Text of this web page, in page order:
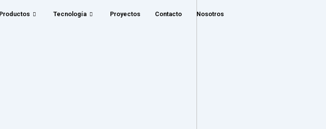
Productos Tecnología Proyectos Contacto Nosotros